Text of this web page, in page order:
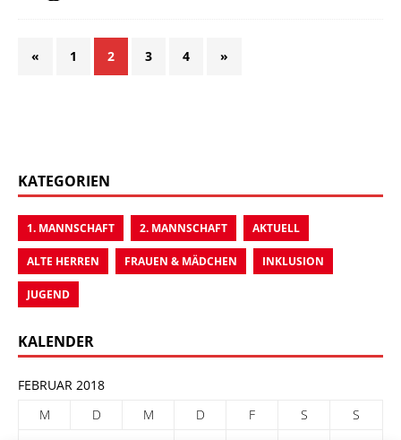
« 1 2 3 4 »
KATEGORIEN
1. MANNSCHAFT 2. MANNSCHAFT AKTUELL
ALTE HERREN FRAUEN & MÄDCHEN INKLUSION
JUGEND
KALENDER
FEBRUAR 2018
M
D M D F S
S